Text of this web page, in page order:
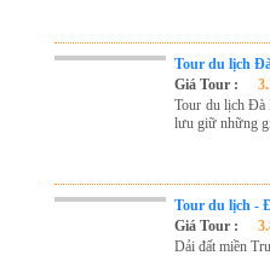
Tour du lịch
Giá Tour :
Tour du lịch Đà
lưu giữ những
Tour du lịch -
Giá Tour :
Dải đất miền